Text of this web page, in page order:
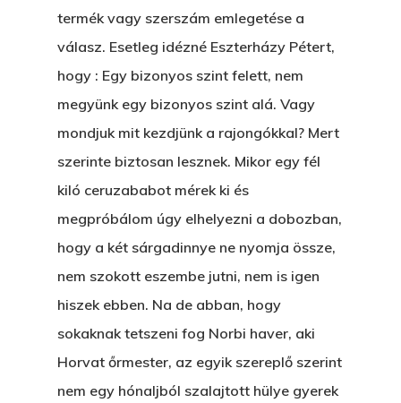
termék vagy szerszám emlegetése a
válasz. Esetleg idézné Eszterházy Pétert,
hogy : Egy bizonyos szint felett, nem
megyünk egy bizonyos szint alá. Vagy
mondjuk mit kezdjünk a rajongókkal? Mert
szerinte biztosan lesznek. Mikor egy fél
kiló ceruzababot mérek ki és
megpróbálom úgy elhelyezni a dobozban,
hogy a két sárgadinnye ne nyomja össze,
nem szokott eszembe jutni, nem is igen
hiszek ebben. Na de abban, hogy
sokaknak tetszeni fog Norbi haver, aki
Horvat őrmester, az egyik szereplő szerint
nem egy hónaljból szalajtott hülye gyerek
Főoldal
Bolt
Könyveim
A Jóember
Egy Nyár
Ajándék – Karácsonyi
Történetek
Novellák
Eltojtuk Nyuszi
EGY LAKTANYÁT,
Az Elveszett Fejezet
Rólam
Blog
Bristolt Látni
Feliratkozás
Kapcsolat
Bakker Gyuri